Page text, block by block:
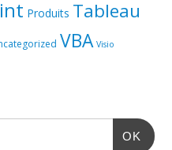
Produits Tableau
VBA Visio
OK